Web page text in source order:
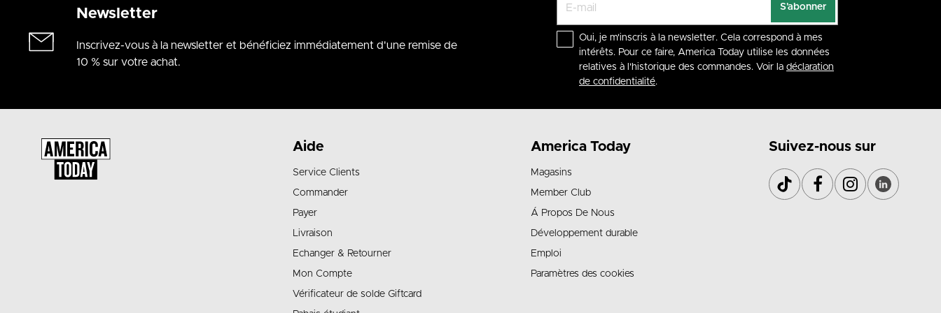
Newsletter
Inscrivez-vous à la newsletter et bénéficiez immédiatement d'une remise de
10 % sur votre achat.
S'abonner
Oui, je m'inscris à la newsletter. Cela correspond à mes
intérêts. Pour ce faire, America Today utilise les données
relatives à l'historique des commandes. Voir la déclaration
de confidentialité.
Aide
Service Clients
Commander
Payer
Livraison
Echanger & Retourner
Mon Compte
Vérificateur de solde Giftcard
America Today
Magasins
Member Club
Á Propos De Nous
Développement durable
Emploi
Paramètres des cookies
Suivez-nous sur